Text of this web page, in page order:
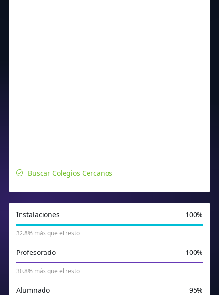
Buscar Colegios Cercanos
Instalaciones 100%
32.8% más que el resto
Profesorado 100%
30.8% más que el resto
Alumnado 95%